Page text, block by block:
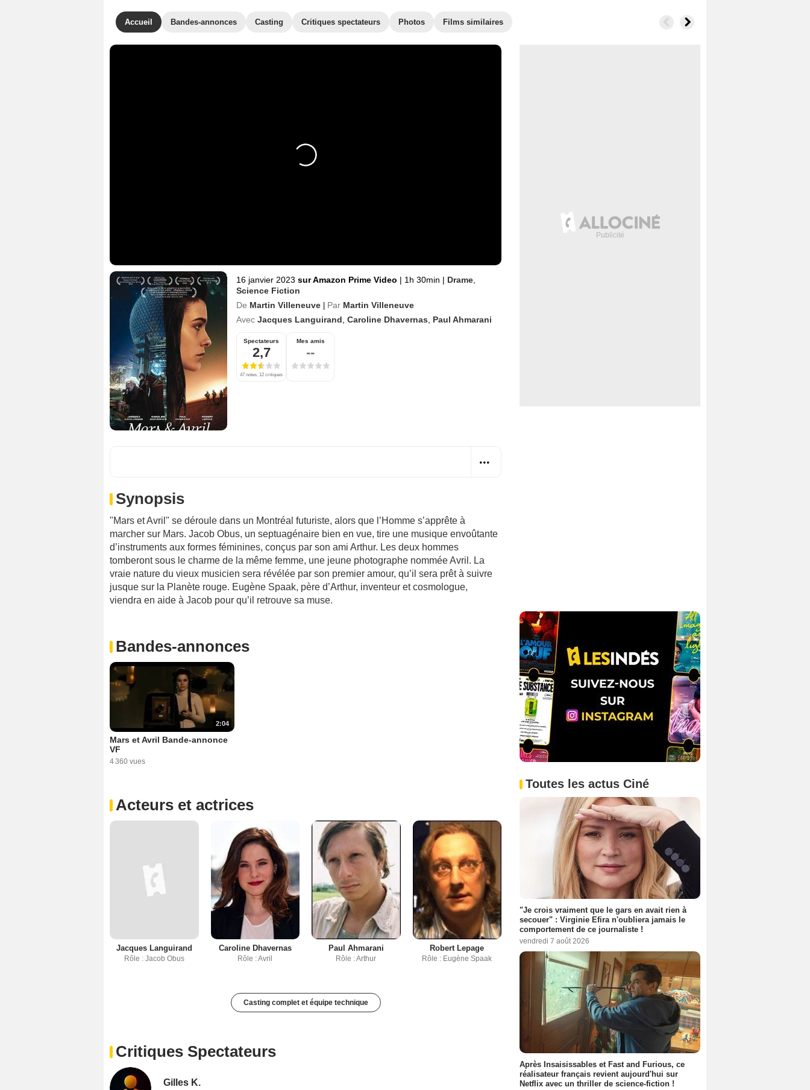
Accueil Bandes-annonces Casting Critiques spectateurs Photos Films similaires
16 janvier 2023 sur Amazon Prime Video | 1h 30min | Drame
Science Fiction
De Martin Villeneuve | Par Martin Villeneuve
Avec Jacques Languirand Caroline Dhavernas Paul Ahmarani
Spectateurs
2,7
47 notes, 12 critiques
Mes amis
--
Synopsis
"Mars et Avril" se déroule dans un Montréal futuriste, alors que l’Homme s’apprête à
marcher sur Mars. Jacob Obus, un septuagénaire bien en vue, tire une musique envoûtante
d’instruments aux formes féminines, conçus par son ami Arthur. Les deux hommes
tomberont sous le charme de la même femme, une jeune photographe nommée Avril. La
vraie nature du vieux musicien sera révélée par son premier amour, qu’il sera prêt à suivre
jusque sur la Planète rouge. Eugène Spaak, père d’Arthur, inventeur et cosmologue,
viendra en aide à Jacob pour qu’il retrouve sa muse.
Bandes-annonces
2:04
Mars et Avril Bande-annonce
VF
4 360 vues
Acteurs et actrices
Jacques Languirand
Rôle : Jacob Obus
Caroline Dhavernas
Rôle : Avril
Paul Ahmarani
Rôle : Arthur
Robert Lepage
Rôle : Eugène Spaak
Casting complet et équipe technique
Critiques Spectateurs
Gilles K.
Toutes les actus Ciné
"Je crois vraiment que le gars en avait rien à
secouer" : Virginie Efira n'oubliera jamais le
comportement de ce journaliste !
vendredi 7 août 2026
Après Insaisissables et Fast and Furious, ce
réalisateur français revient aujourd'hui sur
Netflix avec un thriller de science-fiction !